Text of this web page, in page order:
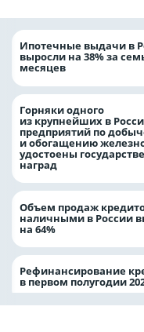
Ипотечные выдачи в
выросли на 38% за
месяцев
Горняки одного
из крупнейших в
предприятий по
и обогащению
удостоены
наград
Объем продаж
наличными в России
на 64%
Рефинансирование
в первом полугодии